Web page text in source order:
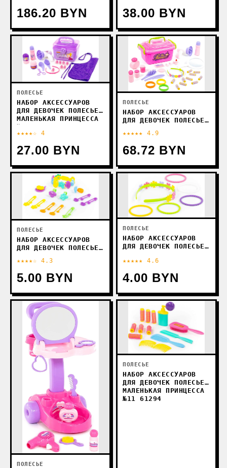
186.20 BYN 38.00 BYN
ПОЛЕСЬЕ
НАБОР АКСЕССУАРОВ
ДЛЯ ДЕВОЧЕК ПОЛЕСЬЕ
МАЛЕНЬКАЯ ПРИНЦЕССА
№12 92458
★★★★☆ 4
27.00 BYN
ПОЛЕСЬЕ
НАБОР АКСЕССУАРОВ
ДЛЯ ДЕВОЧЕК ПОЛЕСЬЕ
№7 53497 (В
КОНТЕЙНЕРЕ)
★★★★★ 4.9
68.72 BYN
ПОЛЕСЬЕ
НАБОР АКСЕССУАРОВ
ДЛЯ ДЕВОЧЕК ПОЛЕСЬЕ
№10 61287
★★★★☆ 4.3
5.00 BYN
ПОЛЕСЬЕ
НАБОР АКСЕССУАРОВ
ДЛЯ ДЕВОЧЕК ПОЛЕСЬЕ
№9 61270
★★★★★ 4.6
4.00 BYN
ПОЛЕСЬЕ
ПОЛЕСЬЕ
НАБОР АКСЕССУАРОВ
ДЛЯ ДЕВОЧЕК ПОЛЕСЬЕ
МАЛЕНЬКАЯ ПРИНЦЕССА
№11 61294